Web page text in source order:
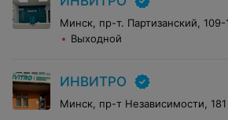
Минск, пр-т. Партизанский, 109-
Выходной
ИНВИТРО
Минск, пр-т Независимости, 181